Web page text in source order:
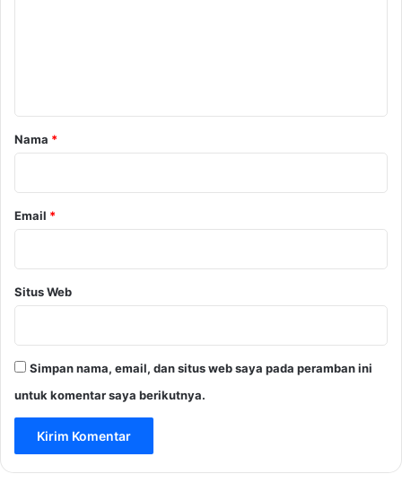
rNama *
Email *
Situs Web
Simpan nama, email, dan situs web saya pada peramban ini
untuk komentar saya berikutnya.